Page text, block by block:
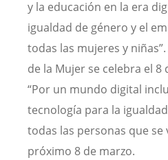
y la educación en la era
igualdad de género y el
todas las mujeres y
de la Mujer se celebra el 8
“Por un mundo digital
tecnología para la
todas las personas que se
próximo 8 de marzo.